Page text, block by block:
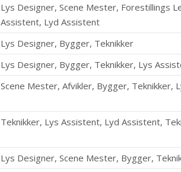
Lys Designer, Scene Mester, Forestillings
Assistent, Lyd Assistent
Lys Designer, Bygger, Teknikker
Lys Designer, Bygger, Teknikker, Lys
Scene Mester, Afvikler, Bygger, Teknikker,
Teknikker, Lys Assistent, Lyd Assistent,
Lys Designer, Scene Mester, Bygger,